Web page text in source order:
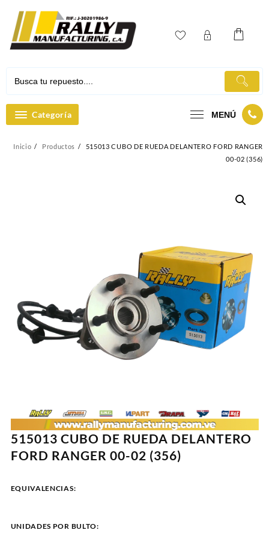
contenido
Categoría MENÚ
Inicio Productos
515013 CUBO DE RUEDA DELANTERO FORD RANGER
00-02 (356)
515013 CUBO DE RUEDA DELANTERO
FORD RANGER 00-02 (356)
EQUIVALENCIAS:
UNIDADES POR BULTO: